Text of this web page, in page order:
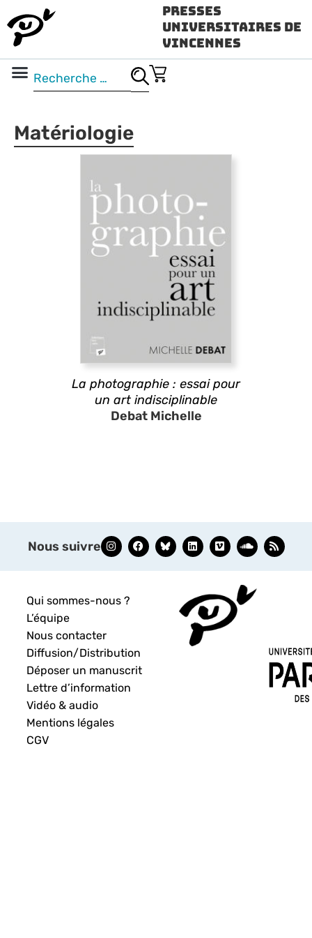
Presses
Universitaires de
Vincennes
Matériologie
La photographie : essai pour
un art indisciplinable
Debat Michelle
Nous suivre
Qui sommes-nous ?
L’équipe
Nous contacter
Diffusion/Distribution
Déposer un manuscrit
Lettre d’information
Vidéo & audio
Mentions légales
CGV